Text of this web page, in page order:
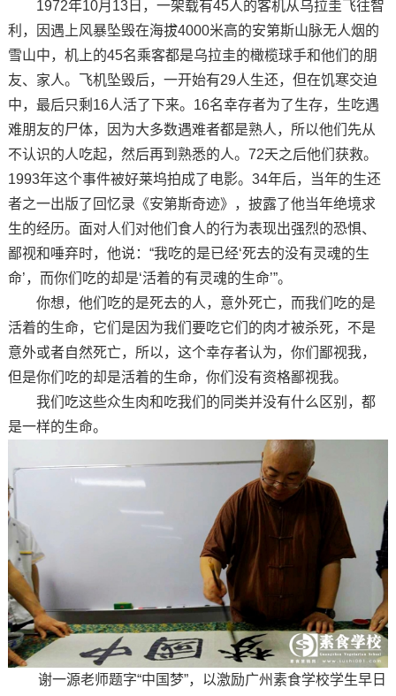
1972年10月13日，一架载有45人的客机从乌拉圭飞往智
利，因遇上风暴坠毁在海拔4000米高的安第斯山脉无人烟的
雪山中，机上的45名乘客都是乌拉圭的橄榄球手和他们的朋
友、家人。飞机坠毁后，一开始有29人生还，但在饥寒交迫
中，最后只剩16人活了下来。16名幸存者为了生存，生吃遇
难朋友的尸体，因为大多数遇难者都是熟人，所以他们先从
不认识的人吃起，然后再到熟悉的人。72天之后他们获救。
1993年这个事件被好莱坞拍成了电影。34年后，当年的生还
者之一出版了回忆录《安第斯奇迹》，披露了他当年绝境求
生的经历。面对人们对他们食人的行为表现出强烈的恐惧、
鄙视和唾弃时，他说：“我吃的是已经‘死去的没有灵魂的生
命’，而你们吃的却是‘活着的有灵魂的生命’”。
你想，他们吃的是死去的人，意外死亡，而我们吃的是
活着的生命，它们是因为我们要吃它们的肉才被杀死，不是
意外或者自然死亡，所以，这个幸存者认为，你们鄙视我，
但是你们吃的却是活着的生命，你们没有资格鄙视我。
我们吃这些众生肉和吃我们的同类并没有什么区别，都
是一样的生命。
谢一源老师题字“中国梦”，以激励广州素食学校学生早日